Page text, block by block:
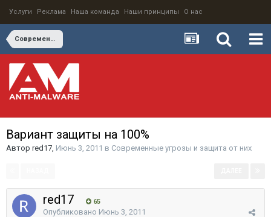
Услуги Реклама Наша команда Наши принципы О нас
Современные угрозы и защита от них
Вариант защиты на 100%
Автор red17, Июнь 3, 2011 в Современные угрозы и защита от них
red17 65
Опубликовано Июнь 3, 2011